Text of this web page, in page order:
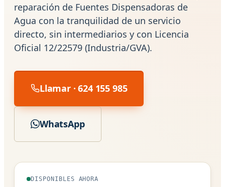
reparación de Fuentes Dispensadoras de
Agua con la tranquilidad de un servicio
directo, sin intermediarios y con Licencia
Oficial 12/22579 (Industria/GVA).
Llamar · 624 155 985
WhatsApp
DISPONIBLES AHORA